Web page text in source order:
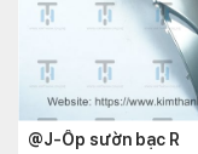
@J-Ốp sườn bạc R